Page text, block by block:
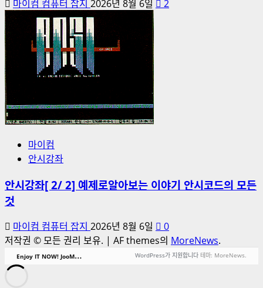
마이컴 컴퓨터 잡지 2026년 8월 6일 2
마이컴
안시강좌
안시강좌[ 2/ 2] 예제로알아보는 이야기 안시코드의 모든
것
마이컴 컴퓨터 잡지 2026년 8월 6일
0
저작권 © 모든 권리 보유. | AF themes의 MoreNews.
E
njoy IT NOW! JooMoney.Net! WordPress가 지원합니다 테마: MoreNews.